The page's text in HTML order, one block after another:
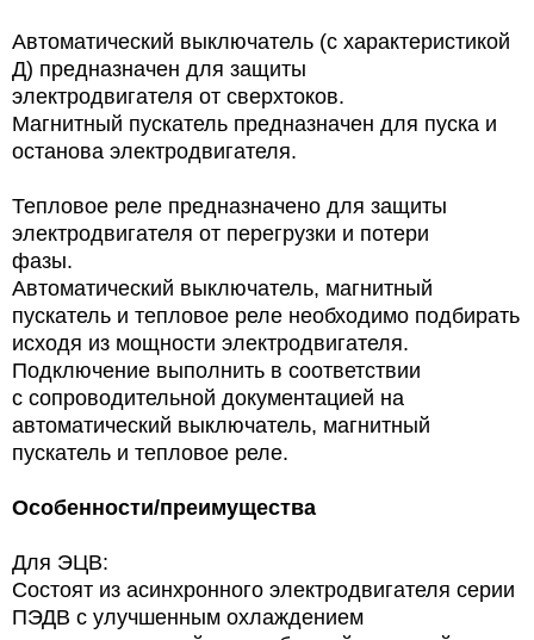
Автоматический выключатель (с характеристикой
Д) предназначен для защиты
электродвигателя от сверхтоков.
Магнитный пускатель предназначен для пуска и
останова электродвигателя.
Тепловое реле предназначено для защиты
электродвигателя от перегрузки и потери
фазы.
Автоматический выключатель, магнитный
пускатель и тепловое реле необходимо подбирать
исходя из мощности электродвигателя.
Подключение выполнить в соответствии
с сопроводительной документацией на
автоматический выключатель, магнитный
пускатель и тепловое реле.
Особенности/преимущества
Для ЭЦВ:
Состоят из асинхронного электродвигателя серии
ПЭДВ с улучшенным охлаждением